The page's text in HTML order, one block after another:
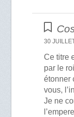
30
Ce titre
par le
étonner
vous,
Je ne